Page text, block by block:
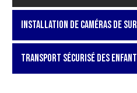
Installation de caméras de
Transport sécurisé des